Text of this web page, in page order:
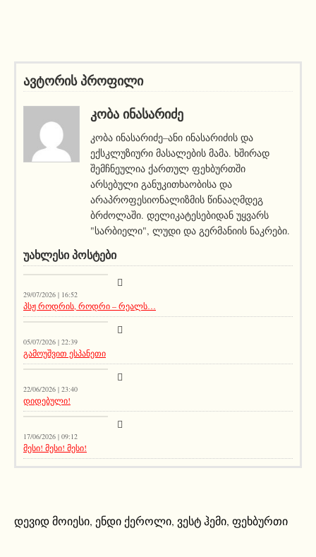
ავტორის პროფილი
ᲙᲝᲑᲐ ᲘᲜᲐᲡᲐᲠᲘᲫᲔ
კობა ინასარიძე–ანი ინასარიძის და
ექსკლუზიური მასალების მამა. ხშირად
შემჩნეულია ქართულ ფეხბურთში
არსებული განუკითხაობისა და
არაპროფესიონალიზმის წინააღმდეგ
ბრძოლაში. დელიკატესებიდან უყვარს
"სარბიელი", ლუდი და გერმანიის ნაკრები.
ᲣᲐᲮᲚᲔᲡᲘ ᲞᲝᲡᲢᲔᲑᲘ
29/07/2026 | 16:52
პსჟ როდრის, როდრი – რეალს…
მთავარი ამბავი
05/07/2026 | 22:39
გამოუშვით ესპანეთი
მთავარი ამბავი
22/06/2026 | 23:40
დიდებული!
მთავარი ამბავი
17/06/2026 | 09:12
მესი! მესი! მესი!
დევიდ მოიესი, ენდი ქეროლი, ვესტ ჰემი, ფეხბურთი